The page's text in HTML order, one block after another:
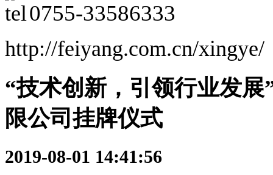
0755-33586333
http://feiyang.com.cn/xingye/
“技术创新，引领行业发
限公司挂牌仪式
2019-08-01 14:41:56